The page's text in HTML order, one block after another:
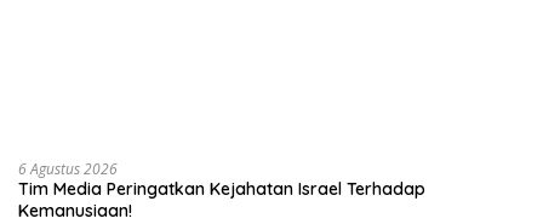
6 Agustus 2026
Tim Media Peringatkan Kejahatan Israel Terhadap
Kemanusiaan!